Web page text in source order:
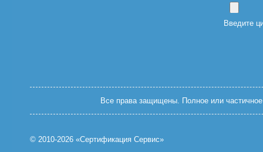
Введите
Все права защищены. Полное или частичное
© 2010-2026 «Сертификация Сервис»